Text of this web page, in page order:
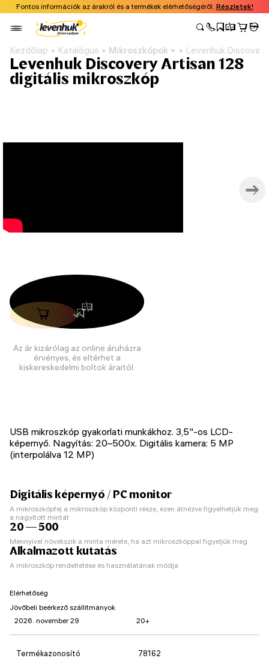
Fontos információk az árakról és a termékek elérhetőségéről. Részletek!
Kezdőlap Katalógus Mikroszkópok Levenhuk
Levenhuk Discovery Artisan 128
digitális mikroszkóp
Az ár kizárólag az online áruházra
érvényes, és eltérhet a
kiskereskedelmi boltok áraitól.
USB mikroszkóp gyakorlati munkákhoz. 3,5"-os LCD-
képernyő. Nagyítás: 20–500x. Digitális kamera: 5 MP
(interpolálva 12 MP)
Digitális képernyő / PC monitor
A mikroszkópfej a mikroszkóp központi része, ezen átnézve figyelhetjük meg
a nagyított mintát
20 — 500
Mennyivel növekszik a minta mérete, ha azt mikroszkóppal figyeljük meg
Alkalmazott kutatás
A mikroszkóp rendeltetése és használatának módja
Elérhetőség
Jövőbeli beérkező szállítmányok
2026. november 29
20+
Termékazonosító
78162